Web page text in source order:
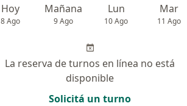
Hoy
8 Ago
Mañana
9 Ago
Lun
10 Ago
Mar
11 Ago
La reserva de turnos en línea no está
disponible
Solicitá un turno